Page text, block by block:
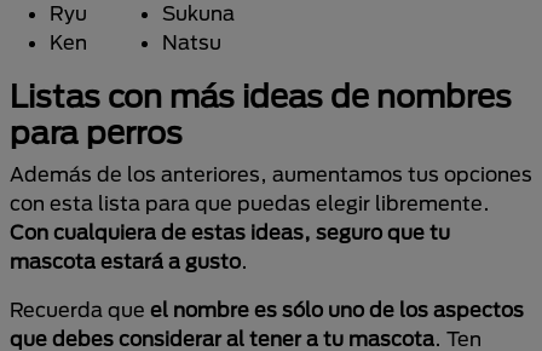
Ryu
Ken
Sukuna
Natsu
Listas con más ideas de nombres
para perros
Además de los anteriores, aumentamos tus opciones
con esta lista para que puedas elegir libremente.
Con cualquiera de estas ideas, seguro que tu
mascota estará a gusto.
Recuerda que el nombre es sólo uno de los aspectos
que debes considerar al tener a tu mascota. Ten